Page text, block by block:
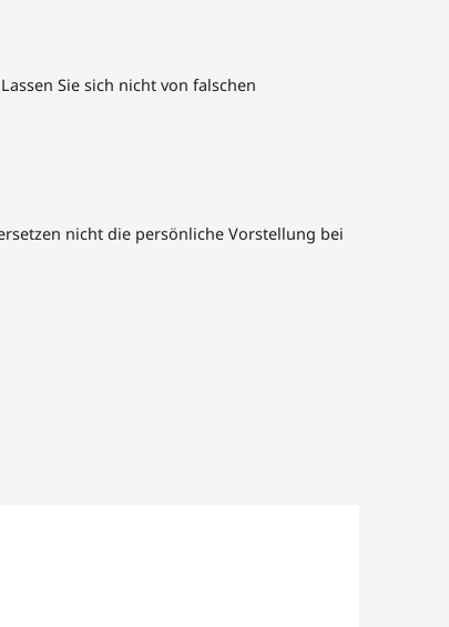
Sie sich nicht von falschen
nicht die persönliche Vorstellung bei